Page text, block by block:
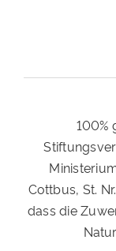
100%
Cottbus, St.
dass die